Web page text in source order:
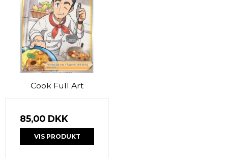
Cook Full Art
85,00 DKK
VIS PRODUKT